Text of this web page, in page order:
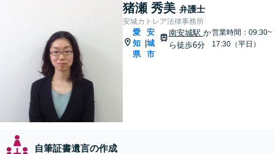
猪瀬 秀美 弁護士
安城カトレア法律事務所
愛
知
県
安
城
市
南安城駅 か
ら徒歩6分
営業時間：09:30~
17:30（平日）
自筆証書遺言の作成